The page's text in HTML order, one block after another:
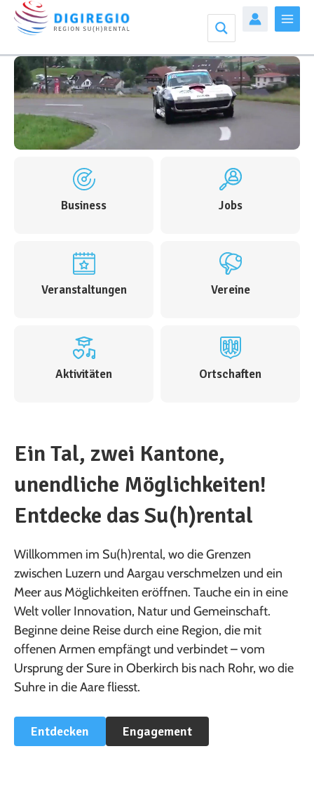
Zum
Inhalt
springen
Business Jobs
Veranstaltungen Vereine
Aktivitäten Ortschaften
Ein Tal, zwei Kantone,
unendliche Möglichkeiten!
Entdecke das Su(h)rental
Willkommen im Su(h)rental, wo die Grenzen
zwischen Luzern und Aargau verschmelzen und ein
Meer aus Möglichkeiten eröffnen. Tauche ein in eine
Welt voller Innovation, Natur und Gemeinschaft.
Beginne deine Reise durch eine Region, die mit
offenen Armen empfängt und verbindet – vom
Ursprung der Sure in Oberkirch bis nach Rohr, wo die
Suhre in die Aare fliesst.
Entdecken Engagement